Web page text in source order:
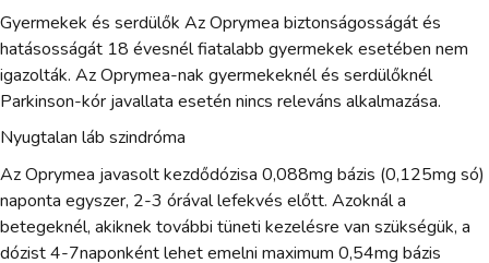
Gyermekek és serdülők Az Oprymea biztonságosságát és
hatásosságát 18 évesnél fiatalabb gyermekek esetében nem
igazolták. Az Oprymea-nak gyermekeknél és serdülőknél
Parkinson-kór javallata esetén nincs releváns alkalmazása.
Nyugtalan láb szindróma
Az Oprymea javasolt kezdődózisa 0,088mg bázis (0,125mg só)
naponta egyszer, 2-3 órával lefekvés előtt. Azoknál a
betegeknél, akiknek további tüneti kezelésre van szükségük, a
dózist 4-7naponként lehet emelni maximum 0,54mg bázis